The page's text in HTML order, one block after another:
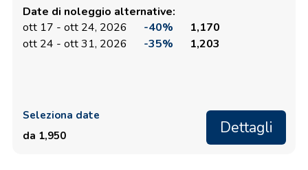
Date di noleggio alternative:
ott 17 - ott 24, 2026
-40%
1,170
ott 24 - ott 31, 2026
-35% 1,203
Seleziona date
da 1,950
Dettagli